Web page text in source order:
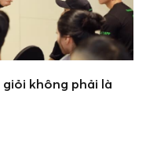
giỏi không phải là